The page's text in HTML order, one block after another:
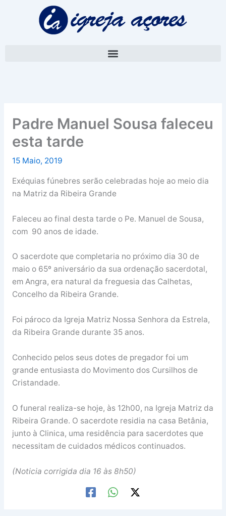
Padre Manuel Sousa faleceu
esta tarde
15 Maio, 2019
Exéquias fúnebres serão celebradas hoje ao meio dia
na Matriz da Ribeira Grande
Faleceu ao final desta tarde o Pe. Manuel de Sousa,
com 90 anos de idade.
O sacerdote que completaria no próximo dia 30 de
maio o 65º aniversário da sua ordenação sacerdotal,
em Angra, era natural da freguesia das Calhetas,
Concelho da Ribeira Grande.
Foi pároco da Igreja Matriz Nossa Senhora da Estrela,
da Ribeira Grande durante 35 anos.
Conhecido pelos seus dotes de pregador foi um
grande entusiasta do Movimento dos Cursilhos de
Cristandade.
O funeral realiza-se hoje, às 12h00, na Igreja Matriz da
Ribeira Grande. O sacerdote residia na casa Betânia,
junto à Clinica, uma residência para sacerdotes que
necessitam de cuidados médicos continuados.
(Noticia corrigida dia 16 às 8h50)